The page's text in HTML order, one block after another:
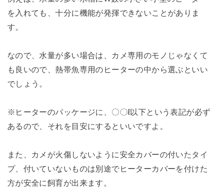
を入れても、十分に機能が発揮できないことがありま
す。
なので、水量が多い場合は、カメ専用のモノじゃなくて
も良いので、熱帯魚専用のヒーターの中から選ぶといい
でしょう。
※ヒーターのパッケージに、〇〇ℓ以下という表記が必ず
あるので、それを目安にするといいですよ。
また、カメが火傷しないように安全カバーの付いたタイ
プ、付いていないものは別途でヒーターカバーを付けた
方が安全に飼育が出来ます。